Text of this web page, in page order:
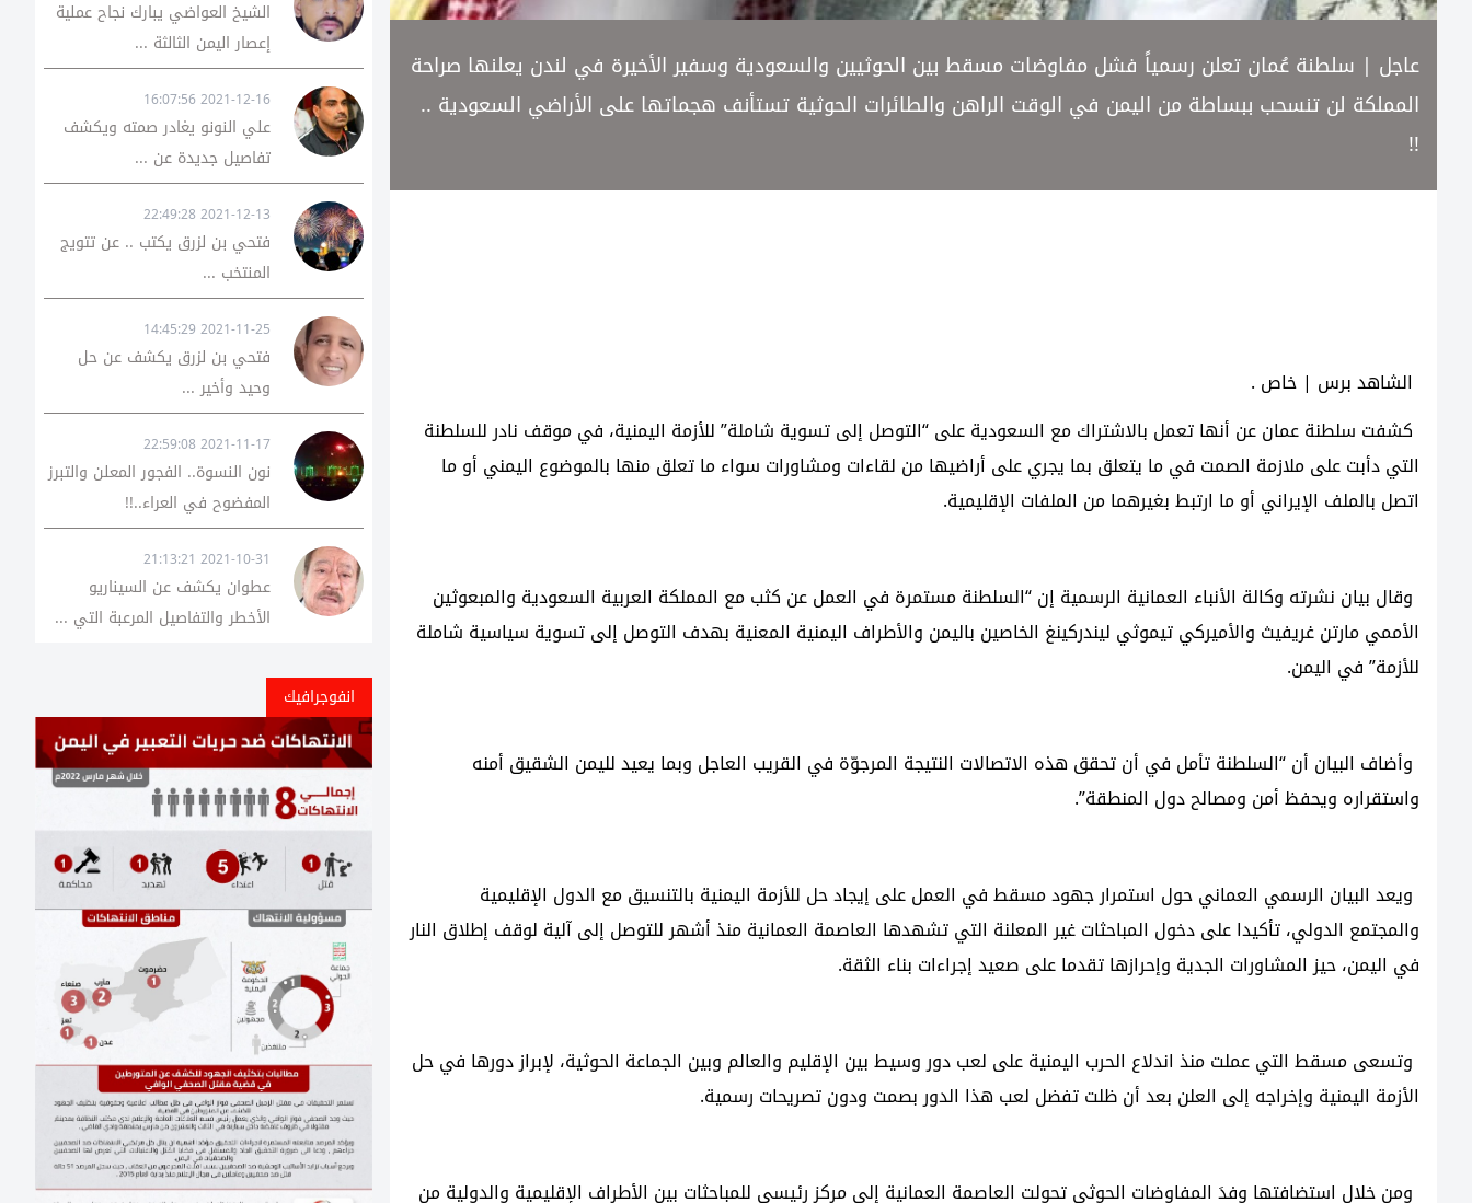
عاجل | سلطنة عُمان تعلن رسمياً فشل مفاوضات مسقط بين الحوثيين والسعودية وسفير الأخيرة في لندن يعلنها صراحة
المملكة لن تنسحب ببساطة من اليمن في الوقت الراهن والطائرات الحوثية تستأنف هجماتها على الأراضي السعودية ..
!!
الشاهد برس | خاص .
كشفت سلطنة عمان عن أنها تعمل بالاشتراك مع السعودية على “التوصل إلى تسوية شاملة” للأزمة اليمنية، في موقف نادر للسلطنة
التي دأبت على ملازمة الصمت في ما يتعلق بما يجري على أراضيها من لقاءات ومشاورات سواء ما تعلق منها بالموضوع اليمني أو ما
اتصل بالملف الإيراني أو ما ارتبط بغيرهما من الملفات الإقليمية.
وقال بيان نشرته وكالة الأنباء العمانية الرسمية إن “السلطنة مستمرة في العمل عن كثب مع المملكة العربية السعودية والمبعوثين
الأممي مارتن غريفيث والأميركي تيموثي ليندركينغ الخاصين باليمن والأطراف اليمنية المعنية بهدف التوصل إلى تسوية سياسية شاملة
للأزمة” في اليمن.
وأضاف البيان أن “السلطنة تأمل في أن تحقق هذه الاتصالات النتيجة المرجوّة في القريب العاجل وبما يعيد لليمن الشقيق أمنه
واستقراره ويحفظ أمن ومصالح دول المنطقة”.
ويعد البيان الرسمي العماني حول استمرار جهود مسقط في العمل على إيجاد حل للأزمة اليمنية بالتنسيق مع الدول الإقليمية
والمجتمع الدولي، تأكيدا على دخول المباحثات غير المعلنة التي تشهدها العاصمة العمانية منذ أشهر للتوصل إلى آلية لوقف إطلاق النار
في اليمن، حيز المشاورات الجدية وإحرازها تقدما على صعيد إجراءات بناء الثقة.
وتسعى مسقط التي عملت منذ اندلاع الحرب اليمنية على لعب دور وسيط بين الإقليم والعالم وبين الجماعة الحوثية، لإبراز دورها في حل
الأزمة اليمنية وإخراجه إلى العلن بعد أن ظلت تفضل لعب هذا الدور بصمت ودون تصريحات رسمية.
ومن خلال استضافتها وفدَ المفاوضات الحوثي تحولت العاصمة العمانية إلى مركز رئيسي للمباحثات بين الأطراف الإقليمية والدولية من
الشيخ العواضي يبارك نجاح عملية
إعصار اليمن الثالثة ...
2021-12-16 16:07:56
علي النونو يغادر صمته ويكشف
تفاصيل جديدة عن ...
2021-12-13 22:49:28
فتحي بن لزرق يكتب .. عن تتويج
المنتخب ...
2021-11-25 14:45:29
فتحي بن لزرق يكشف عن حل
وحيد وأخير ...
2021-11-17 22:59:08
نون النسوة.. الفجور المعلن والتبرز
المفضوح في العراء..!!
2021-10-31 21:13:21
عطوان يكشف عن السيناريو
الأخطر والتفاصيل المرعبة التي ...
انفوجرافيك